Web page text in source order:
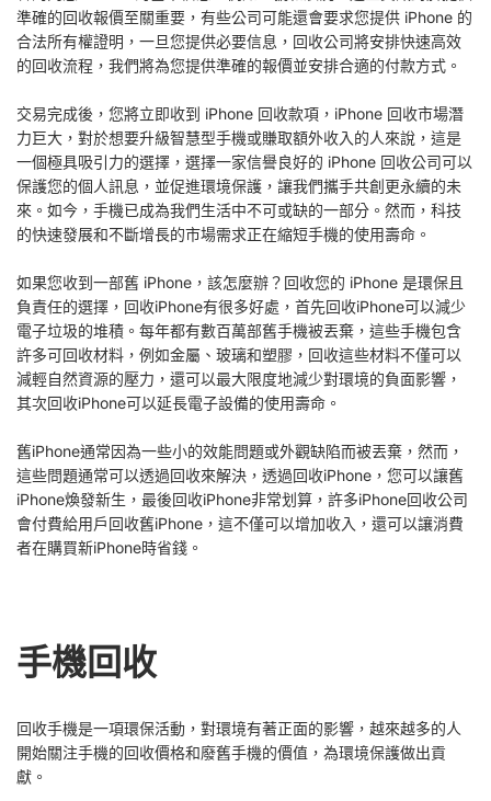
準確的回收報價至關重要，有些公司可能還會要求您提供 iPhone 的
合法所有權證明，一旦您提供必要信息，回收公司將安排快速高效
的回收流程，我們將為您提供準確的報價並安排合適的付款方式。
交易完成後，您將立即收到 iPhone 回收款項，iPhone 回收市場潛
力巨大，對於想要升級智慧型手機或賺取額外收入的人來說，這是
一個極具吸引力的選擇，選擇一家信譽良好的 iPhone 回收公司可以
保護您的個人訊息，並促進環境保護，讓我們攜手共創更永續的未
來。如今，手機已成為我們生活中不可或缺的一部分。然而，科技
的快速發展和不斷增長的市場需求正在縮短手機的使用壽命。
如果您收到一部舊 iPhone，該怎麼辦？回收您的 iPhone 是環保且
負責任的選擇，回收iPhone有很多好處，首先回收iPhone可以減少
電子垃圾的堆積。每年都有數百萬部舊手機被丟棄，這些手機包含
許多可回收材料，例如金屬、玻璃和塑膠，回收這些材料不僅可以
減輕自然資源的壓力，還可以最大限度地減少對環境的負面影響，
其次回收iPhone可以延長電子設備的使用壽命。
舊iPhone通常因為一些小的效能問題或外觀缺陷而被丟棄，然而，
這些問題通常可以透過回收來解決，透過回收iPhone，您可以讓舊
iPhone煥發新生，最後回收iPhone非常划算，許多iPhone回收公司
會付費給用戶回收舊iPhone，這不僅可以增加收入，還可以讓消費
者在購買新iPhone時省錢。
手機回收
回收手機是一項環保活動，對環境有著正面的影響，越來越多的人
開始關注手機的回收價格和廢舊手機的價值，為環境保護做出貢
獻。